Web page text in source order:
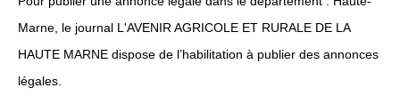
Marne, le journal L'AVENIR AGRICOLE ET RURALE DE LA
HAUTE MARNE dispose de l’habilitation à publier des annonces
légales.